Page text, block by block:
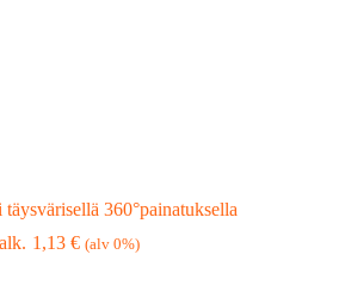
360°painatuksella
1,13€ (alv 0%)